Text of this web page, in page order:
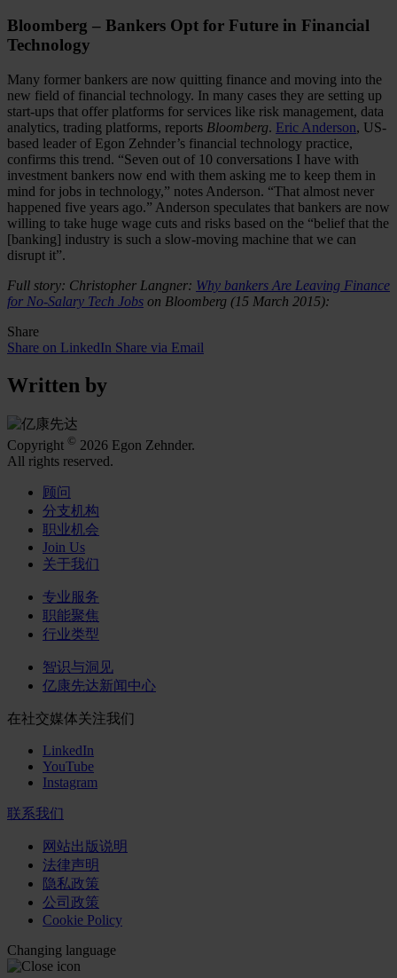
Bloomberg – Bankers Opt for Future in Financial
Technology
Many former bankers are now quitting finance and moving into the
new field of financial technology. In many cases they are setting up
start-ups that offer platforms for services like risk management, data
analytics, trading platforms, reports Bloomberg. Eric Anderson, US-
based leader of Egon Zehnder’s financial technology practice,
confirms this trend. “Seven out of 10 conversations I have with
investment bankers now end with them asking me to keep them in
mind for jobs in technology,” notes Anderson. “That almost never
happened five years ago.” Anderson speculates that bankers are now
willing to take huge wage cuts and risks based on the “belief that the
[banking] industry is such a slow-moving machine that we can
disrupt it”.
Full story: Christopher Langner: Why bankers Are Leaving Finance
for No-Salary Tech Jobs on Bloomberg (15 March 2015):
Share
Share on LinkedIn Share via Email
Written by
Copyright © 2026 Egon Zehnder.
All rights reserved.
顾问
分支机构
职业机会
Join Us
关于我们
专业服务
职能聚焦
行业类型
智识与洞见
亿康先达新闻中心
在社交媒体关注我们
LinkedIn
YouTube
Instagram
联系我们
网站出版说明
法律声明
隐私政策
公司政策
Cookie Policy
Changing language